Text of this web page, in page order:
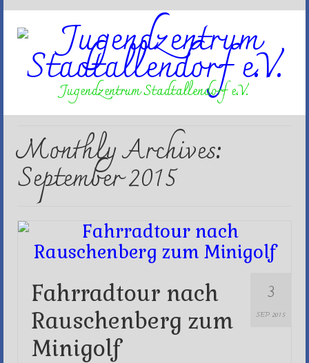
Jugendzentrum Stadtallendorf e.V.
Monthly Archives:
September 2015
3
SEP 2015
Fahrradtour nach
Rauschenberg zum
Minigolf